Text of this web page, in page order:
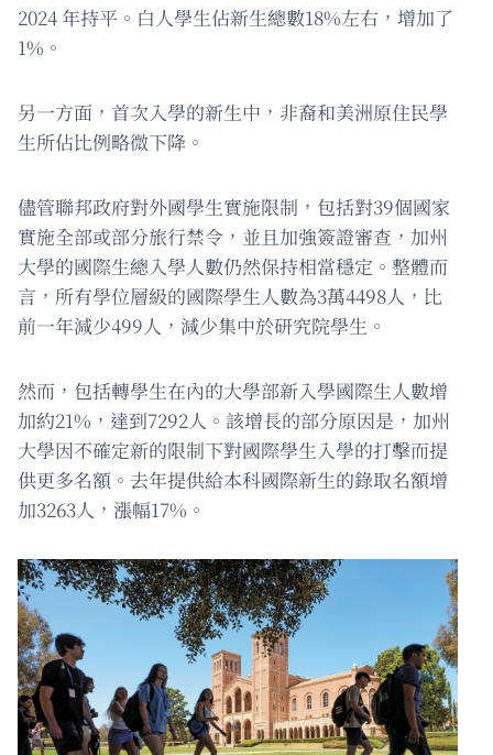
2024 年持平。白人學生佔新生總數18%左右，增加了
1%。
另一方面，首次入學的新生中，非裔和美洲原住民學
生所佔比例略微下降。
儘管聯邦政府對外國學生實施限制，包括對39個國家
實施全部或部分旅行禁令，並且加強簽證審查，加州
大學的國際生總入學人數仍然保持相當穩定。整體而
言，所有學位層級的國際學生人數為3萬4498人，比
前一年減少499人，減少集中於研究院學生。
然而，包括轉學生在內的大學部新入學國際生人數增
加約21%，達到7292人。該增長的部分原因是，加州
大學因不確定新的限制下對國際學生入學的打擊而提
供更多名額。去年提供給本科國際新生的錄取名額增
加3263人，漲幅17%。